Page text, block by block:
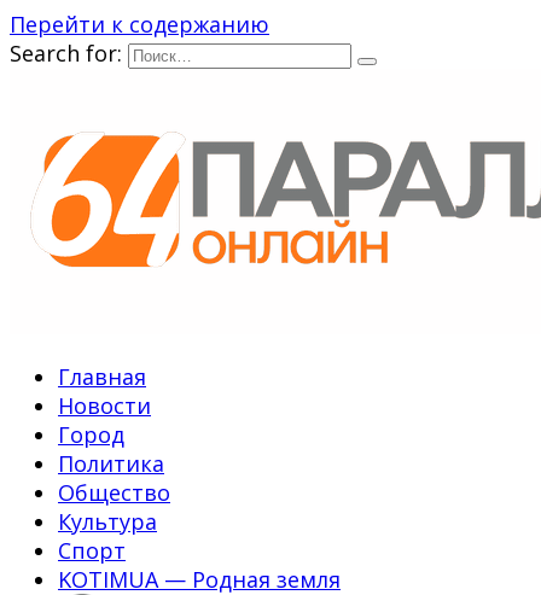
Перейти к содержанию
Search for:
Главная
Новости
Город
Политика
Общество
Культура
Спорт
KOTIMUA — Родная земля